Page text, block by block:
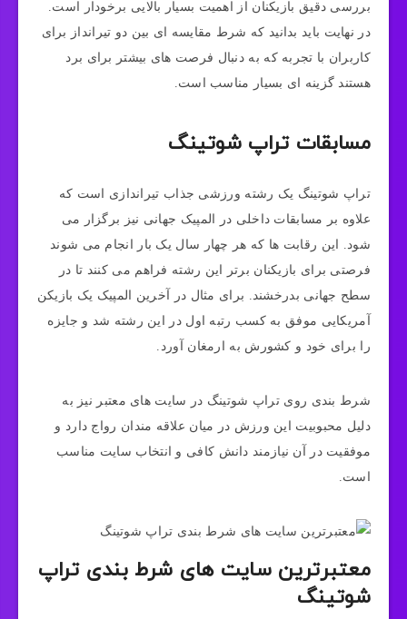
بررسی دقیق بازیکنان از اهمیت بسیار بالایی برخودار است.
در نهایت باید بدانید که شرط مقایسه ای بین دو تیرانداز برای
کاربران با تجربه که به دنبال فرصت های بیشتر برای برد
هستند گزینه ای بسیار مناسب است.
مسابقات تراپ شوتینگ
تراپ شوتینگ یک رشته ورزشی جذاب تیراندازی است که
علاوه بر مسابقات داخلی در المپیک جهانی نیز برگزار می
شود. این رقابت ها که هر چهار سال یک بار انجام می شوند
فرصتی برای بازیکنان برتر این رشته فراهم می کنند تا در
سطح جهانی بدرخشند. برای مثال در آخرین المپیک یک بازیکن
آمریکایی موفق به کسب رتبه اول در این رشته شد و جایزه
را برای خود و کشورش به ارمغان آورد.
شرط بندی روی تراپ شوتینگ در سایت های معتبر نیز به
دلیل محبوبیت این ورزش در میان علاقه مندان رواج دارد و
موفقیت در آن نیازمند دانش کافی و انتخاب سایت مناسب
است.
معتبرترین سایت های شرط بندی تراپ
شوتینگ